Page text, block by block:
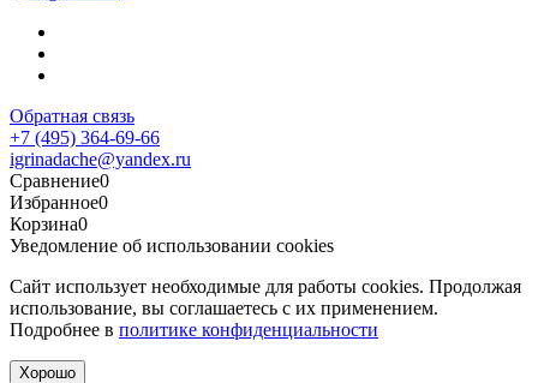
Обратная связь
+7 (495) 364-69-66
igrinadache@yandex.ru
Сравнение0
Избранное0
Корзина0
Уведомление об использовании cookies
Сайт использует необходимые для работы cookies. Продолжая
использование, вы соглашаетесь с их применением.
Подробнее в политике конфиденциальности
Хорошо